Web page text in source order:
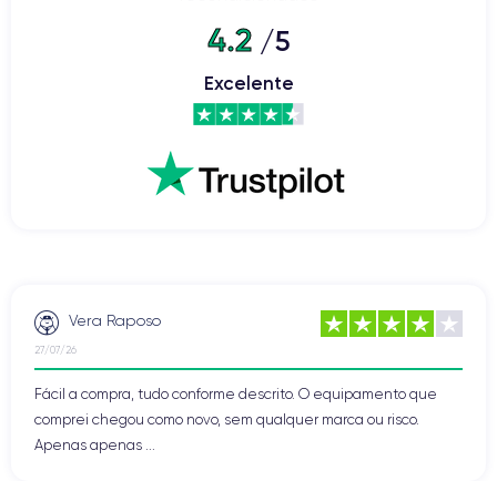
4.2/5
Excelente
Vera Raposo
27/07/26
Fácil a compra, tudo conforme descrito. O equipamento que
comprei chegou como novo, sem qualquer marca ou risco.
Apenas apenas ...